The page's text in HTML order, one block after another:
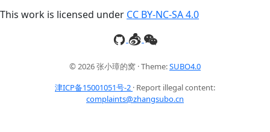
This work is licensed under CC BY-NC-SA 4.0
© 2026 张小璋的窝 · Theme:SUBO4.0
津ICP备15001051号-2 · Report illegal content:
complaints@zhangsubo.cn